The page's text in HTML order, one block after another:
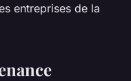
entreprises de la